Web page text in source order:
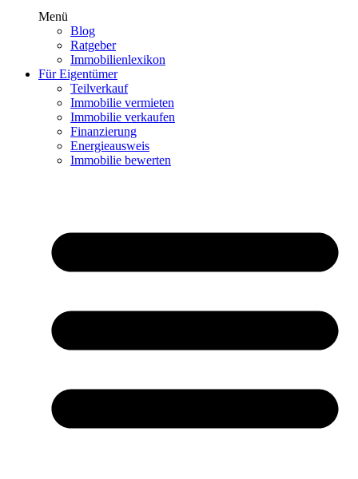
Menü
Blog
Ratgeber
Immobilienlexikon
Für Eigentümer
Teilverkauf
Immobilie vermieten
Immobilie verkaufen
Finanzierung
Energieausweis
Immobilie bewerten